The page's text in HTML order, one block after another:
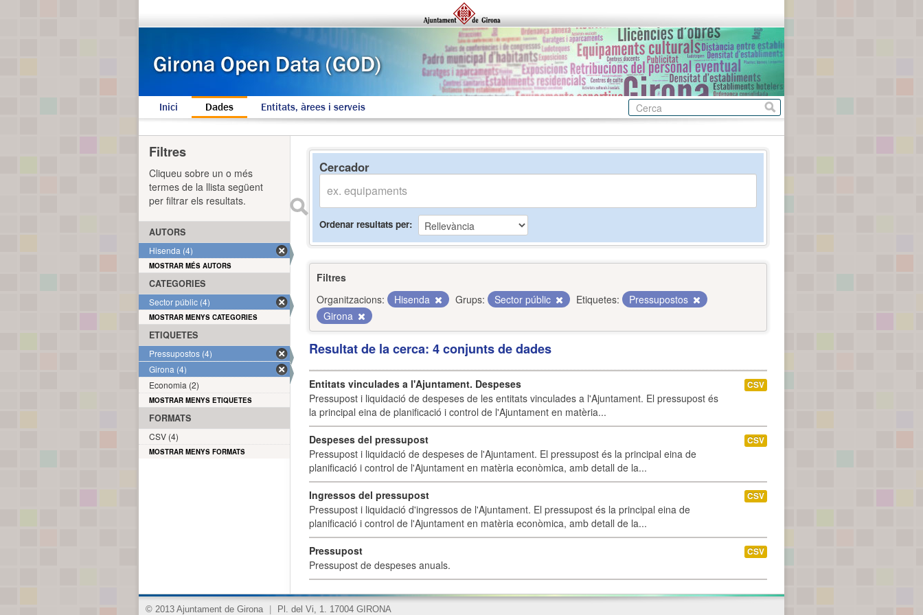
Inici Dades Entitats, àrees i serveis
Cercador
Ordenar resultats per
Filtres
Organitzacions:
Hisenda Grups: Sector públic Etiquetes:
Pressupostos
Girona
Resultat de la cerca: 4 conjunts de dades
Entitats vinculades a l'Ajuntament. Despeses
Pressupost i liquidació de despeses de les entitats vinculades a l'Ajuntament. El pressupost és
la principal eina de planificació i control de l'Ajuntament en matèria...
CSV
Despeses del pressupost
Pressupost i liquidació de despeses de l'Ajuntament. El pressupost és la principal eina de
planificació i control de l'Ajuntament en matèria econòmica, amb detall de la...
CSV
Ingressos del pressupost
Pressupost i liquidació d'ingressos de l'Ajuntament. El pressupost és la principal eina de
planificació i control de l'Ajuntament en matèria econòmica, amb detall de la...
CSV
Pressupost
Pressupost de despeses anuals.
CSV
Filtres
Cliqueu sobre un o més
termes de la llista següent
per filtrar els resultats.
AUTORS
Hisenda (4)
MOSTRAR MÉS AUTORS
CATEGORIES
Sector públic (4)
MOSTRAR MENYS CATEGORIES
ETIQUETES
Pressupostos (4)
Girona (4)
Economia (2)
MOSTRAR MENYS ETIQUETES
FORMATS
CSV (4)
MOSTRAR MENYS FORMATS
© 2013 Ajuntament de Girona Pl. del Vi, 1. 17004 GIRONA